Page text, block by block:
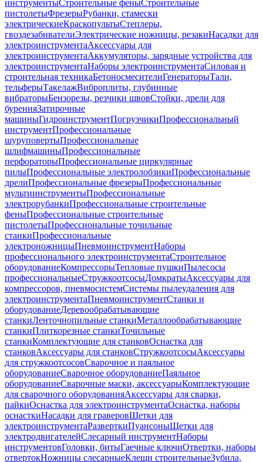
инструментыСтроительные феныСтроительные
пистолетыФрезерыРубанки, стамески
электрическиеКраскопультыСтеплеры,
гвоздезабивателиЭлектрические ножницы, резакиНасадки для
электроинструментаАксессуары для
электроинструментаАккумуляторы, зарядные устройства для
электроинструментаНаборы электроинструментаСиловая и
строительная техникаБетоносмесителиГенераторыТали,
тельферыТакелажВиброплиты, глубинные
вибраторыБензорезы, резчики швовСтойки, дрели для
буренияЗатирочные
машиныГидроинструментПогрузчикиПрофессиональный
инструментПрофессиональные
шуруповертыПрофессиональные
шлифмашиныПрофессиональные
перфораторыПрофессиональные циркулярные
пилыПрофессиональные электролобзикиПрофессиональные
дрелиПрофессиональные фрезерыПрофессиональные
мультиинструментыПрофессиональные
электрорубанкиПрофессиональные строительные
феныПрофессиональные строительные
пистолетыПрофессиональные точильные
станкиПрофессиональные
электроножницыПневмоинструментНаборы
профессионального электроинструментаСтроительное
оборудованиеКомпрессорыТепловые пушкиПылесосы
профессиональныеСтружкоотсосыДомкратыАксессуары для
компрессоров, пневмосистемСистемы пылеудаления для
электроинструментаПневмоинструментСтанки и
оборудованиеДеревообрабатывающие
станкиЛенточнопильные станкиМеталлообрабатывающие
станкиПлиткорезные станкиТочильные
станкиКомплектующие для станковОснастка для
станковАксессуары для станковСтружкоотсосыАксессуары
для стружкоотсосовСварочное и паяльное
оборудованиеСварочное оборудованиеПаяльное
оборудованиеСварочные маски, аксессуарыКомплектующие
для сварочного оборудованияАксессуары для сварки,
пайкиОснастка для электроинструментаОснастка, наборы
оснасткиНасадки для граверовЩетки для
электроинструментаРазверткиПуансоныЩетки для
электродвигателейСлесарный инструментНаборы
инструментовГоловки, битыГаечные ключиОтвертки, наборы
отвертокНожницы слесарныеКлещи строительныеЗубила,